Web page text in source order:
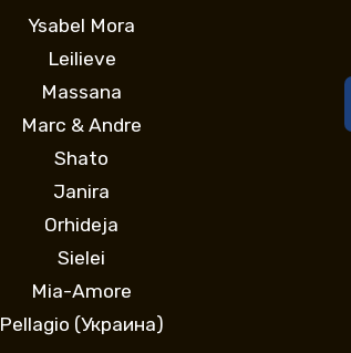
Ysabel Mora
Leilieve
Massana
Marc & Andre
Shato
Janira
Orhideja
Sielei
Mia-Amore
Pellagio (Украина)